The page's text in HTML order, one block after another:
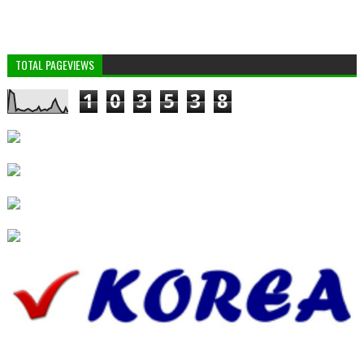
TOTAL PAGEVIEWS
1 0 3 5 3 8